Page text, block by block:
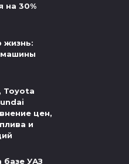
на 30%
жизнь:
машины
Toyota
цен,
и
УАЗ